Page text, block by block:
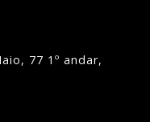
77 1º andar,